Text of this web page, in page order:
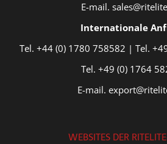
E-mail.
Internationale
Tel. +44 (0) 1780 758582 | Tel.
Tel. +49 (0) 1764
E-mail.
WEBSITES DER